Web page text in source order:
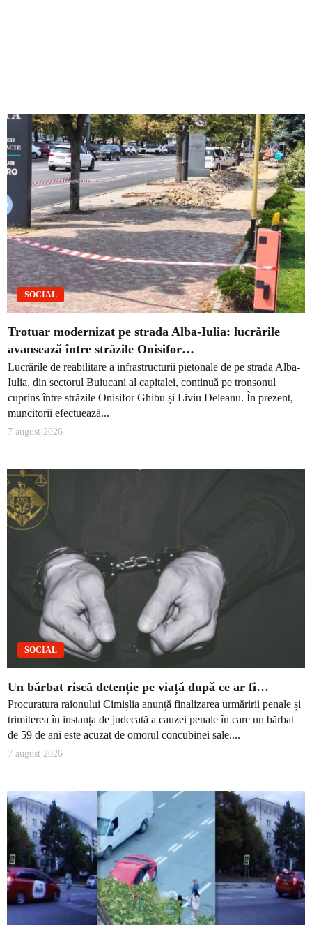
SOCIAL
Trotuar modernizat pe strada Alba-Iulia: lucrările
avansează între străzile Onisifor…
Lucrările de reabilitare a infrastructurii pietonale de pe strada Alba-
Iulia, din sectorul Buiucani al capitalei, continuă pe tronsonul
cuprins între străzile Onisifor Ghibu și Liviu Deleanu. În prezent,
muncitorii efectuează...
7 august 2026
SOCIAL
Un bărbat riscă detenție pe viață după ce ar fi…
Procuratura raionului Cimișlia anunță finalizarea urmăririi penale și
trimiterea în instanța de judecată a cauzei penale în care un bărbat
de 59 de ani este acuzat de omorul concubinei sale....
7 august 2026